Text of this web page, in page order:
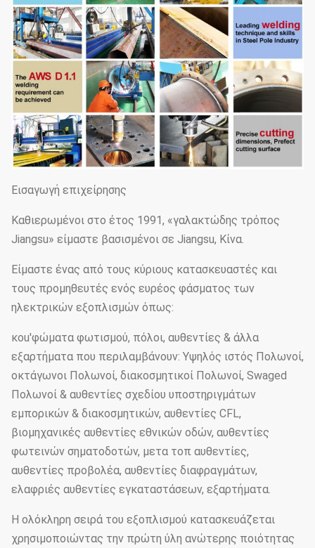
Εισαγωγή επιχείρησης
Καθιερωμένοι στο έτος 1991, «γαλακτώδης τρόπος
Jiangsu» είμαστε βασισμένοι σε Jiangsu, Κίνα.
Είμαστε ένας από τους κύριους κατασκευαστές και
τους προμηθευτές ενός ευρέος φάσματος των
ηλεκτρικών εξοπλισμών όπως:
κοu'φώματα φωτισμού, πόλοι, αυθεντίες & άλλα
εξαρτήματα που περιλαμβάνουν: Υψηλός ιστός Πολωνοί,
οκτάγωνοι Πολωνοί, διακοσμητικοί Πολωνοί, Swaged
Πολωνοί & αυθεντίες σχεδίου υποστηριγμάτων
εμπορικών & διακοσμητικών, αυθεντίες CFL,
βιομηχανικές αυθεντίες εθνικών οδών, αυθεντίες
φωτεινών σηματοδοτών, μετα τοπ αυθεντίες,
αυθεντίες προβολέα, αυθεντίες διαφραγμάτων,
ελαφριές αυθεντίες εγκαταστάσεων, εξαρτήματα.
Η ολόκληρη σειρά του εξοπλισμού κατασκευάζεται
χρησιμοποιώντας την πρώτη ύλη ανώτερης ποιότητας